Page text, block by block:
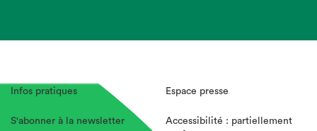
Infos pratiques
S'abonner à la newsletter
Espace presse
Accessibilité : partiellement